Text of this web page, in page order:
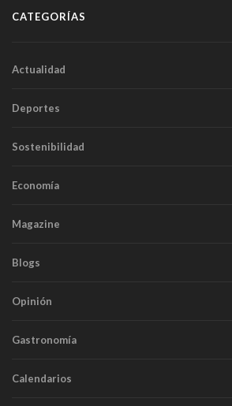
CATEGORÍAS
Actualidad
Deportes
Sostenibilidad
Economía
Magazine
Blogs
Opinión
Gastronomía
Calendarios